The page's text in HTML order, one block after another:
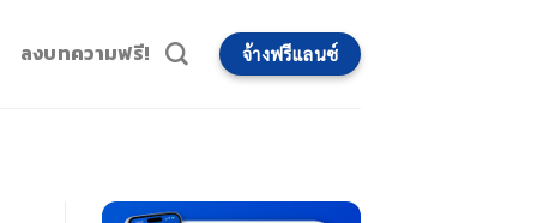
ลงบทความฟรี! จ้างฟรีแลนซ์